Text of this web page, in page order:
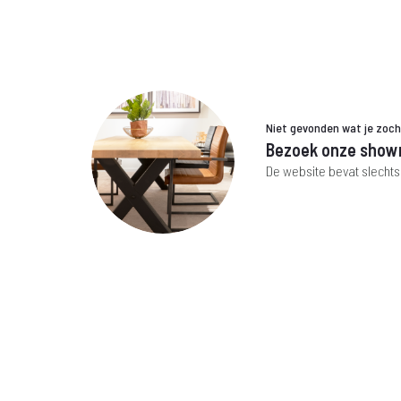
Niet gevonden wat je
Bezoek onze
De website bevat